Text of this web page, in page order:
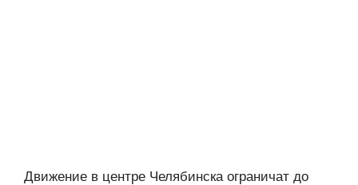
Движение в центре Челябинска ограничат до